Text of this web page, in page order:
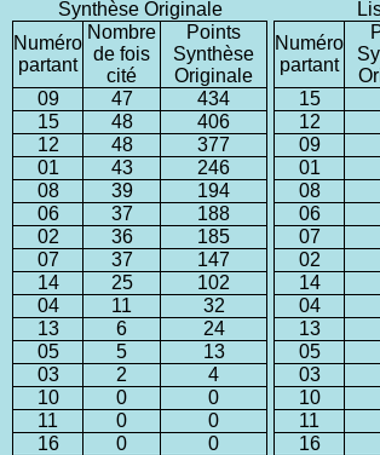
Synthèse Originale
Numéro
partant
Nombre
de fois
cité
Points
Synthèse
Originale
09
47
434
15
48
406
12
48
377
01
43
246
08
39
194
06
37
188
02
36
185
07
37
147
14
25
102
04
11
32
13
6
24
05
5
13
03
2
4
10
0
0
11
0
0
16
0 0
Numéro
partant
15
12
09
01
08
06
07
02
14
04
13
05
03
10
11
16